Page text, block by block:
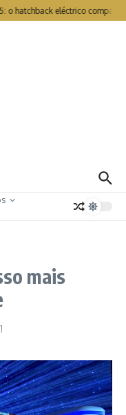
o hatchback eléctrico compacto
mais